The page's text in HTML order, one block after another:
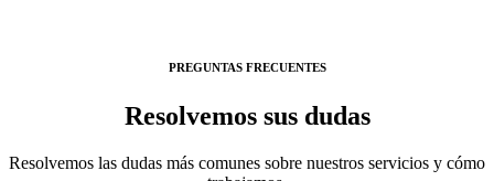
PREGUNTAS FRECUENTES
Resolvemos sus dudas
Resolvemos las dudas más comunes sobre nuestros servicios y cómo